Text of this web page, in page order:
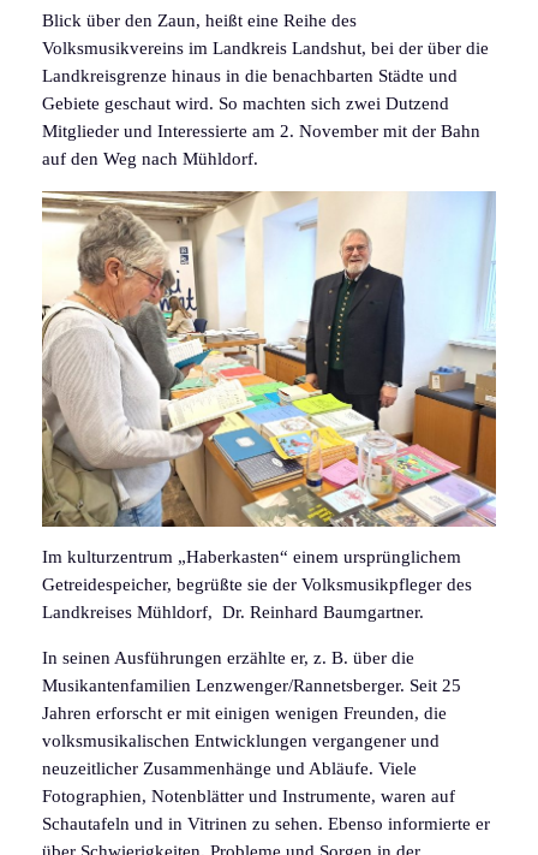
Blick über den Zaun, heißt eine Reihe des
Volksmusikvereins im Landkreis Landshut, bei der über die
Landkreisgrenze hinaus in die benachbarten Städte und
Gebiete geschaut wird. So machten sich zwei Dutzend
Mitglieder und Interessierte am 2. November mit der Bahn
auf den Weg nach Mühldorf.
Im kulturzentrum „Haberkasten“ einem ursprünglichem
Getreidespeicher, begrüßte sie der Volksmusikpfleger des
Landkreises Mühldorf, Dr. Reinhard Baumgartner.
In seinen Ausführungen erzählte er, z. B. über die
Musikantenfamilien Lenzwenger/Rannetsberger. Seit 25
Jahren erforscht er mit einigen wenigen Freunden, die
volksmusikalischen Entwicklungen vergangener und
neuzeitlicher Zusammenhänge und Abläufe. Viele
Fotographien, Notenblätter und Instrumente, waren auf
Schautafeln und in Vitrinen zu sehen. Ebenso informierte er